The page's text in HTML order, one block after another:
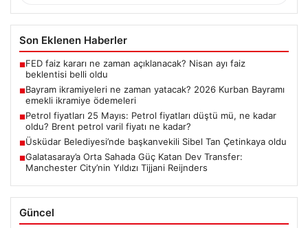
Son Eklenen Haberler
■FED faiz kararı ne zaman açıklanacak? Nisan ayı faiz
beklentisi belli oldu
■Bayram ikramiyeleri ne zaman yatacak? 2026 Kurban Bayramı
emekli ikramiye ödemeleri
■Petrol fiyatları 25 Mayıs: Petrol fiyatları düştü mü, ne kadar
oldu? Brent petrol varil fiyatı ne kadar?
■Üsküdar Belediyesi’nde başkanvekili Sibel Tan Çetinkaya oldu
■Galatasaray’a Orta Sahada Güç Katan Dev Transfer:
Manchester City’nin Yıldızı Tijjani Reijnders
Güncel